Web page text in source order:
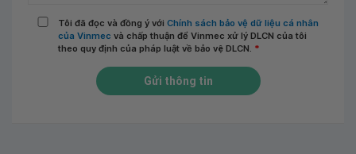
Tôi đã đọc và đồng ý với Chính sách bảo vệ dữ liệu cá nhân
của Vinmec và chấp thuận để Vinmec xử lý DLCN của tôi
theo quy định của pháp luật về bảo vệ DLCN. *
Gửi thông tin